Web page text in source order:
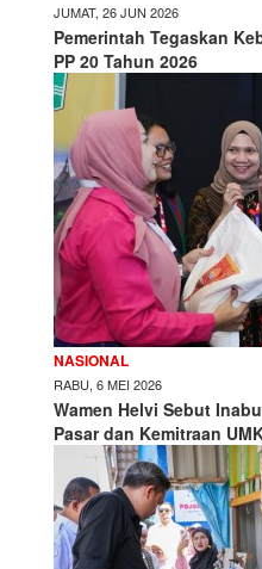
JUMAT, 26 JUN 2026
Pemerintah Tegaskan
PP 20 Tahun 2026
NASIONAL
RABU, 6 MEI 2026
Wamen Helvi Sebut
Pasar dan Kemitraan